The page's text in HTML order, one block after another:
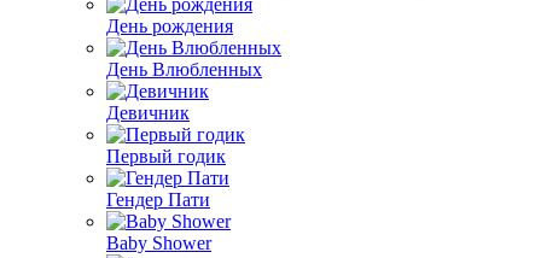
День рождения
День Влюбленных
Девичник
Первый годик
Гендер Пати
Baby Shower